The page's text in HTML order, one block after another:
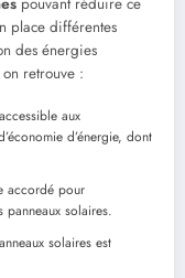
place différentes
des énergies
retrouve :
aux
d’énergie, dont
accordé pour
solaires.
solaires est